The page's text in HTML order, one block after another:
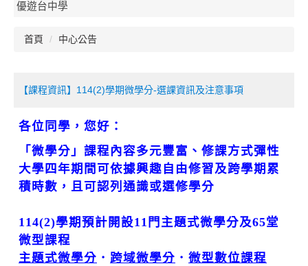
優遊台中學
首頁 中心公告
【課程資訊】114(2)學期微學分-選課資訊及注意事項
各位同學，您好：
「微學分」課程內容多元豐富、修課方式彈性
大學四年期間可依據興趣自由修習及跨學期累
積時數，且可認列通識或選修學分
114(2)學期預計開設11 門主題式微學分及65堂
微型課程
主題式微學分 ． 跨域微學分 ． 微型數位課程